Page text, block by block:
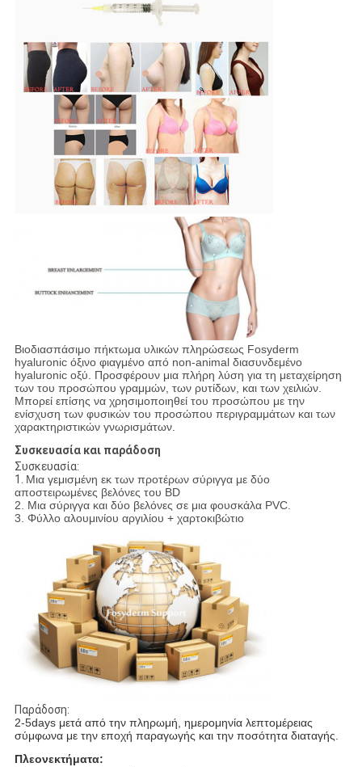
Βιοδιασπάσιμο πήκτωμα υλικών πληρώσεως Fosyderm
hyaluronic όξινο φιαγμένο από non-animal διασυνδεμένο
hyaluronic οξύ. Προσφέρουν μια πλήρη λύση για τη μεταχείρηση
των του προσώπου γραμμών, των ρυτίδων, και των χειλιών.
Μπορεί επίσης να χρησιμοποιηθεί του προσώπου με την
ενίσχυση των φυσικών του προσώπου περιγραμμάτων και των
χαρακτηριστικών γνωρισμάτων.
Συσκευασία και παράδοση
Συσκευασία:
1. Μια γεμισμένη εκ των προτέρων σύριγγα με δύο
αποστειρωμένες βελόνες του BD
2. Μια σύριγγα και δύο βελόνες σε μια φουσκάλα PVC.
3. Φύλλο αλουμινίου αργιλίου + χαρτοκιβώτιο
Παράδοση:
2-5days μετά από την πληρωμή, ημερομηνία λεπτομέρειας
σύμφωνα με την εποχή παραγωγής και την ποσότητα διαταγής.
Πλεονεκτήματα: